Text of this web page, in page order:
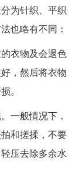
为针织、平织
也略有不同：
衣物及会退色
，然后将衣物
。
一般情况下，
和搓揉，不要
压去除多余水